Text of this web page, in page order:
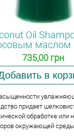
Oil
маслом
735,00 грн
придает
обработке или
окружающей среды.